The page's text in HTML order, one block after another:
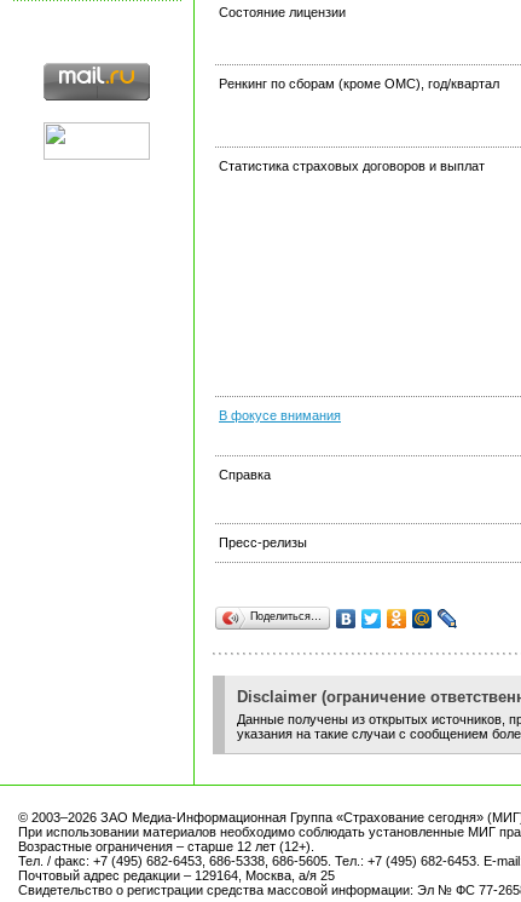
Состояние лицензии
Ренкинг по сборам (кроме ОМС), год/квартал
Статистика страховых договоров и выплат
В фокусе внимания
Справка
Пресс-релизы
Поделиться…
Disclaimer (ограничение
Данные получены из открытых источников,
указания на такие случаи с сообщением
© 2003–2026 ЗАО Медиа-Информационная Группа «Страхование сегодня»
При использовании материалов необходимо соблюдать установленные МИГ
Возрастные ограничения – старше 12 лет (12+).
Тел. / факс: +7 (495) 682-6453, 686-5338, 686-5605. Тел.: +7 (495) 682-6453. E-mail:
Почтовый адрес редакции – 129164, Москва, а/я 25
Свидетельство о регистрации средства массовой информации: Эл № ФС 77-